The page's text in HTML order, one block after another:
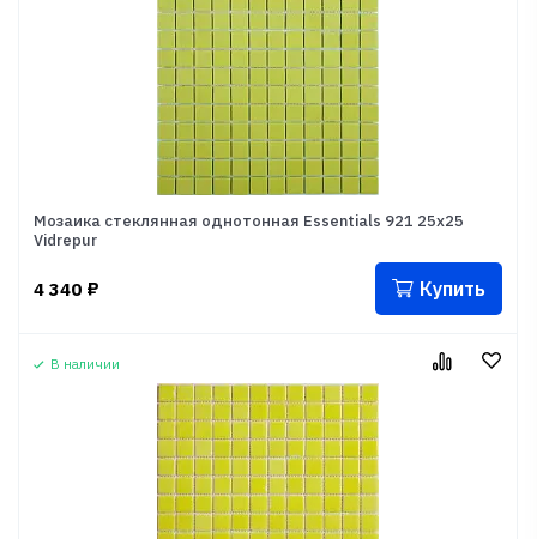
Мозаика стеклянная однотонная Essentials 921 25x25
Vidrepur
4 340 ₽ Купить
В наличии